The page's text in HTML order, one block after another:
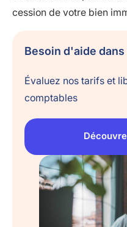
cession de votre bien
Besoin d'aide
Évaluez nos tarifs et
comptables